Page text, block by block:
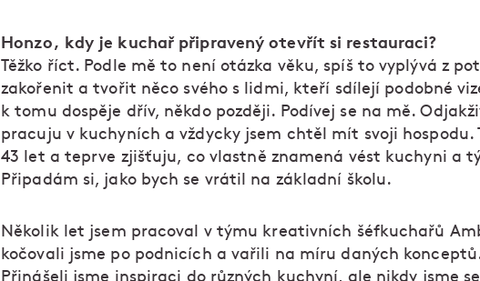
Honzo, kdy je kuchař připravený otevřít si restauraci?
Těžko říct. Podle mě to není otázka věku, spíš to vyplývá z
zakořenit a tvořit něco svého s lidmi, kteří sdílejí podobné
k tomu dospěje dřív, někdo později. Podívej se na mě.
pracuju v kuchyních a vždycky jsem chtěl mít svoji hospodu.
43 let a teprve zjišťuju, co vlastně znamená vést kuchyni a
Připadám si, jako bych se vrátil na základní školu.
Několik let jsem pracoval v týmu kreativních šéfkuchařů
kočovali jsme po podnicích a vařili na míru daných
Přinášeli jsme inspiraci do různých kuchyní, ale nikdy jsme se